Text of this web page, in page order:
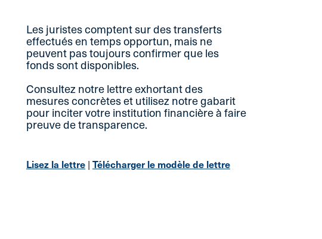
Les juristes comptent sur des transferts
effectués en temps opportun, mais ne
peuvent pas toujours confirmer que les
fonds sont disponibles.
Consultez notre lettre exhortant des
mesures concrètes et utilisez notre gabarit
pour inciter votre institution financière à faire
preuve de transparence.
Lisez la lettre | Télécharger le modèle de lettre